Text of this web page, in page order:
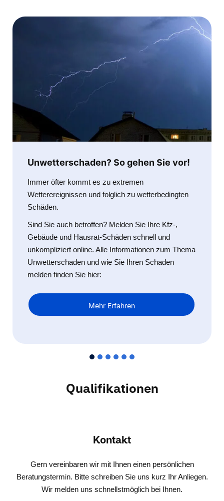
Unwetterschaden? So gehen Sie vor!
Immer öfter kommt es zu extremen
Wetterereignissen und folglich zu wetterbedingten
Schäden.
Sind Sie auch betroffen? Melden Sie Ihre Kfz-,
Gebäude und Hausrat-Schäden schnell und
unkompliziert online. Alle Informationen zum Thema
Unwetterschaden und wie Sie Ihren Schaden
melden finden Sie hier:
Mehr Erfahren
Qualifikationen
Kontakt
Gern vereinbaren wir mit Ihnen einen persönlichen
Beratungstermin. Bitte schreiben Sie uns kurz Ihr Anliegen.
Wir melden uns schnellstmöglich bei Ihnen.